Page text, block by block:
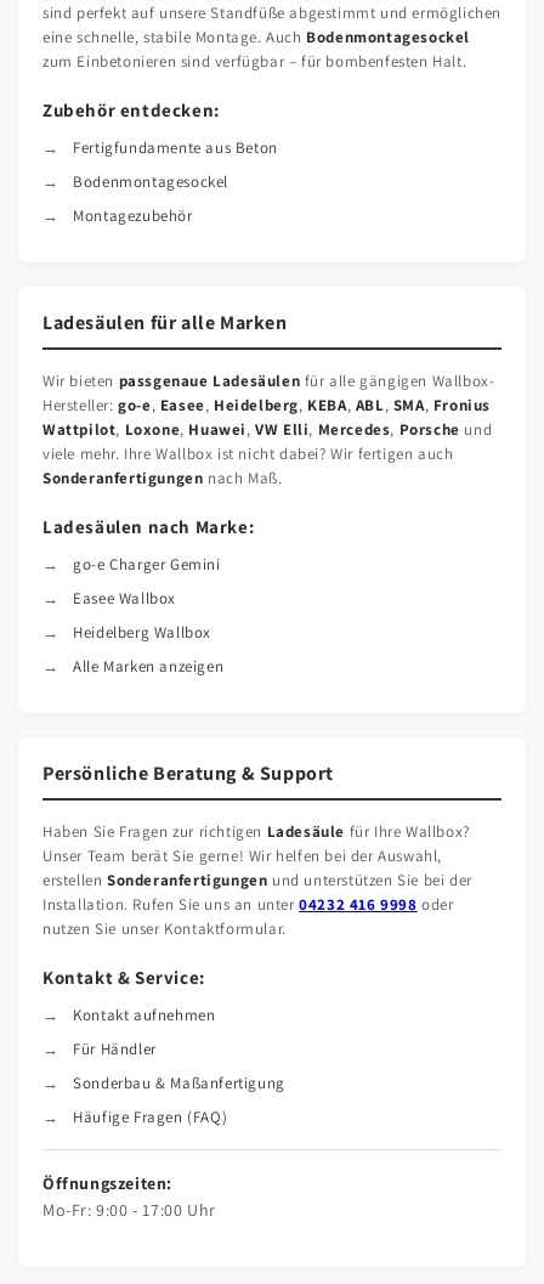
sind perfekt auf unsere Standfüße abgestimmt und ermöglichen
eine schnelle, stabile Montage. Auch Bodenmontagesockel
zum Einbetonieren sind verfügbar – für bombenfesten Halt.
Zubehör entdecken:
Fertigfundamente aus Beton
Bodenmontagesockel
Montagezubehör
Ladesäulen für alle Marken
Wir bieten passgenaue Ladesäulen für alle gängigen Wallbox-
Hersteller:go-e, Easee, Heidelberg, KEBA, ABL, SMA, Fronius
Wattpilot, Loxone, Huawei,VW Elli, Mercedes, Porsche und
viele mehr. Ihre Wallbox ist nicht dabei? Wir fertigen auch
Sonderanfertigungen nach Maß.
Ladesäulen nach Marke:
go-e Charger Gemini
Easee Wallbox
Heidelberg Wallbox
Alle Marken anzeigen
Persönliche Beratung & Support
Haben Sie Fragen zur richtigen Ladesäule für Ihre Wallbox?
Unser Team berät Sie gerne! Wir helfen bei der Auswahl,
erstellen Sonderanfertigungen und unterstützen Sie bei der
Installation. Rufen Sie uns an unter04232 416 9998 oder
nutzen Sie unser Kontaktformular.
Kontakt & Service:
Kontakt aufnehmen
Für Händler
Sonderbau & Maßanfertigung
Häufige Fragen (FAQ)
Öffnungszeiten:
Mo-Fr: 9:00 - 17:00 Uhr